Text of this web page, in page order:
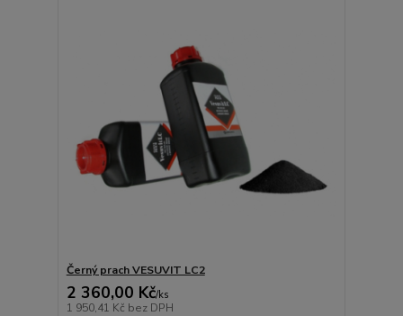
Černý prach VESUVIT LC2
2 360,00 Kč/ks
1 950,41 Kč bez DPH